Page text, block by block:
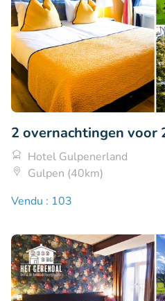
2 overnachtingen voor
Hotel Gulpenerland
Gulpen (40km)
Vendu : 103